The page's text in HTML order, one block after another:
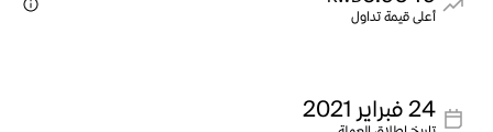
أعلى قيمة تداول
24 فبراير 2021